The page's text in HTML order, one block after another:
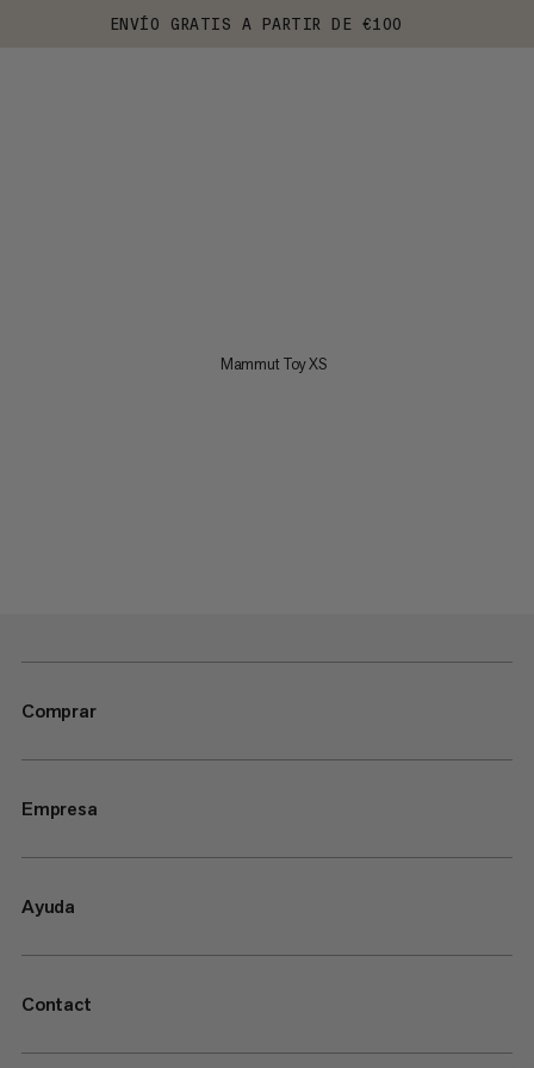
ENVÍO GRATIS A PARTIR DE €100
Mammut Toy XS
Comprar
Empresa
Ayuda
Contact